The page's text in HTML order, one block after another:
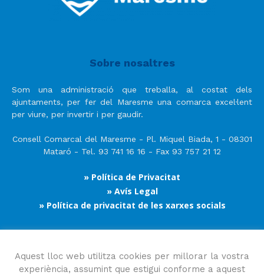
Sobre nosaltres
Som una administració que treballa, al costat dels
ajuntaments, per fer del Maresme una comarca excel·lent
per viure, per invertir i per gaudir.
Consell Comarcal del Maresme - Pl. Miquel Biada, 1 - 08301
Mataró - Tel. 93 741 16 16 - Fax 93 757 21 12
» Política de Privacitat
» Avís Legal
» Política de privacitat de les xarxes socials
Segueix-nos
Aquest lloc web utilitza cookies per millorar la vostra
experiència, assumint que estigui conforme a aquest